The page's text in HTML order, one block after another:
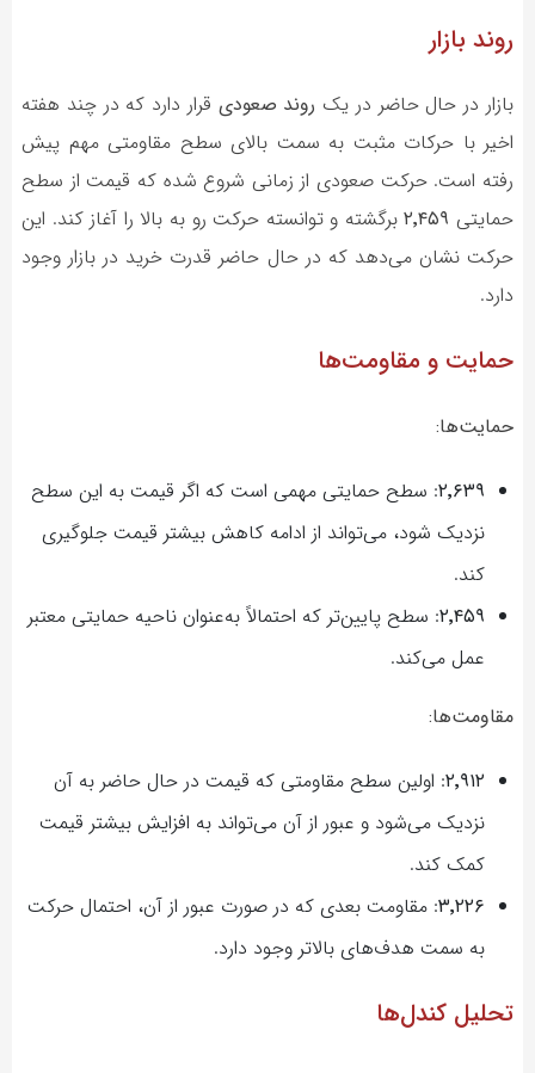
روند بازار
بازار در حال حاضر در یک روند صعودی قرار دارد که در چند هفته
اخیر با حرکات مثبت به سمت بالای سطح مقاومتی مهم پیش
رفته است. حرکت صعودی از زمانی شروع شده که قیمت از سطح
حمایتی ۲٬۴۵۹برگشته و توانسته حرکت رو به بالا را آغاز کند. این
حرکت نشان می‌دهد که در حال حاضر قدرت خرید در بازار وجود
دارد.
حمایت و مقاومت‌ها
حمایت‌ها:
۲٬۶۳۹: سطح حمایتی مهمی است که اگر قیمت به این سطح
نزدیک شود، می‌تواند از ادامه کاهش بیشتر قیمت جلوگیری
کند.
۲٬۴۵۹: سطح پایین‌تر که احتمالاً به‌عنوان ناحیه حمایتی معتبر
عمل می‌کند.
مقاومت‌ها:
۲٬۹۱۲: اولین سطح مقاومتی که قیمت در حال حاضر به آن
نزدیک می‌شود و عبور از آن می‌تواند به افزایش بیشتر قیمت
کمک کند.
۳٬۲۲۶: مقاومت بعدی که در صورت عبور از آن، احتمال حرکت
به سمت هدف‌های بالاتر وجود دارد.
تحلیل کندل‌ها